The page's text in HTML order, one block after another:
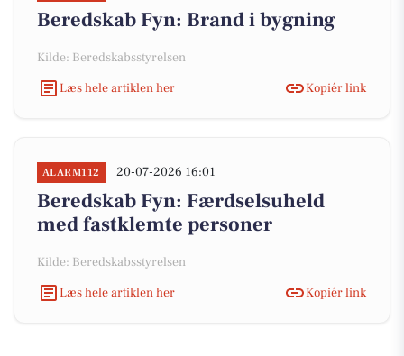
Beredskab Fyn: Brand i bygning
Kilde: Beredskabsstyrelsen
Læs hele artiklen her
Kopiér link
ALARM112 20-07-2026 16:01
Beredskab Fyn: Færdselsuheld
med fastklemte personer
Kilde: Beredskabsstyrelsen
Læs hele artiklen her
Kopiér link